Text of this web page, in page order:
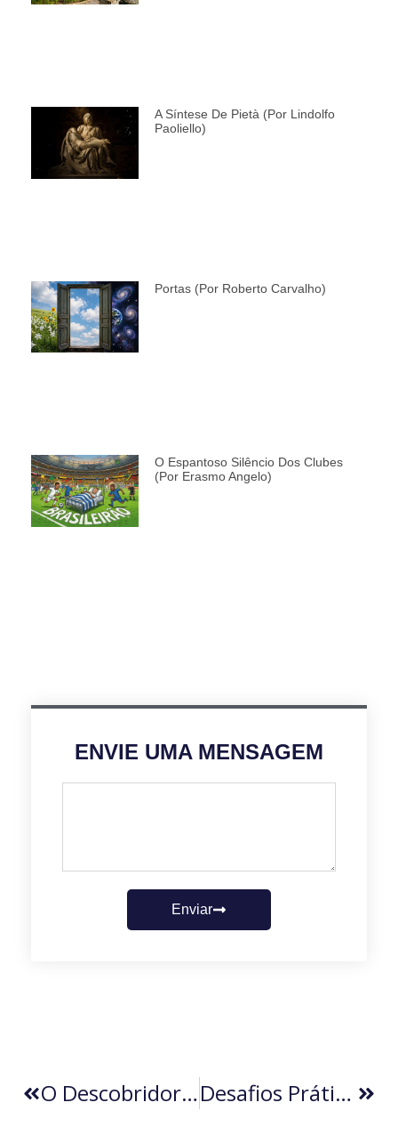
A Síntese De Pietà (por Lindolfo
Paoliello)
Portas (por Roberto Carvalho)
O Espantoso Silêncio Dos Clubes
(por Erasmo Angelo)
ENVIE UMA MENSAGEM
Enviar
O Descobridor De Sonhos (por Lindolfo Paoliello) Desafios Práticos Da Política Tarifária Americana (por Fernando Blanco)